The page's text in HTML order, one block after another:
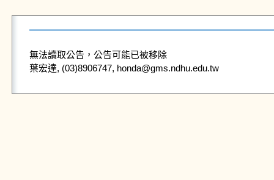
無法讀取公告，公告可能已被移除
葉宏達, (03)8906747, honda@gms.ndhu.edu.tw